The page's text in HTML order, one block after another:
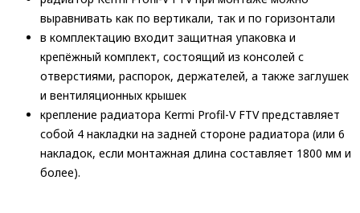
выравнивать как по вертикали, так и по горизонтали
в комплектацию входит защитная упаковка и
крепёжный комплект, состоящий из консолей с
отверстиями, распорок, держателей, а также заглушек
и вентиляционных крышек
крепление радиатора Kermi Profil-V FTV представляет
собой 4 накладки на задней стороне радиатора (или 6
накладок, если монтажная длина составляет 1800 мм и
более).